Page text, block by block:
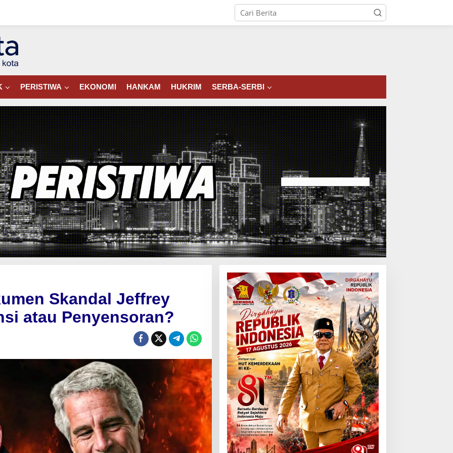
PERISTIWA EKONOMI HANKAM HUKRIM SERBA-SERBI
Skandal Jeffrey
atau Penyensoran?